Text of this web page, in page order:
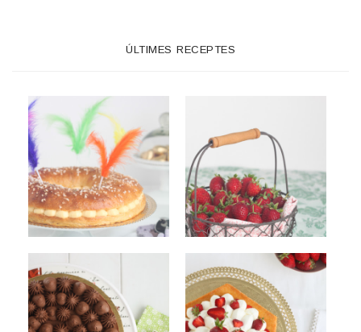
ÚLTIMES RECEPTES